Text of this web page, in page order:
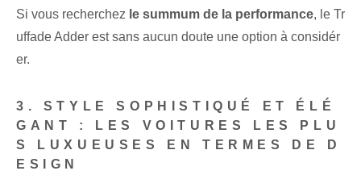
Si vous recherchez le summum de la performance, le Tr
uffade Adder⁤ est ⁣sans aucun doute​ une option à considér
er.
3. STYLE SOPHISTIQUÉ ET ÉLÉ
GANT : LES VOITURES LES PLU
S LUXUEUSES EN TERMES DE D
ESIGN